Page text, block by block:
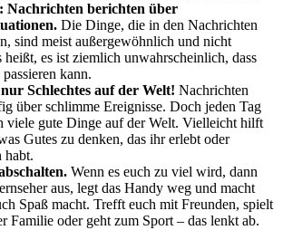
Nachrichten berichten über
Die Dinge, die in den Nachrichten
sind meist außergewöhnlich und nicht
es ist ziemlich unwahrscheinlich, dass
kann.
Schlechtes auf der Welt! Nachrichten
über schlimme Ereignisse. Doch jeden Tag
viele gute Dinge auf der Welt. Vielleicht hilft
Gutes zu denken, das ihr erlebt oder
habt.
Wenn es euch zu viel wird, dann
aus, legt das Handy weg und macht
Spaß macht. Trefft euch mit Freunden, spielt
Familie oder geht zum Sport – das lenkt ab.